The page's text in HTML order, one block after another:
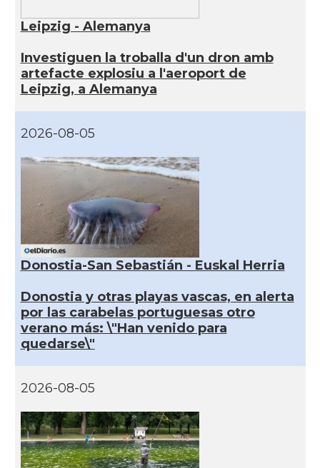
Leipzig - Alemanya
Investiguen la troballa d'un dron amb
artefacte explosiu a l'aeroport de
Leipzig, a Alemanya
2026-08-05
Donostia-San Sebastián - Euskal Herria
Donostia y otras playas vascas, en alerta
por las carabelas portuguesas otro
verano más: \"Han venido para
quedarse\"
2026-08-05